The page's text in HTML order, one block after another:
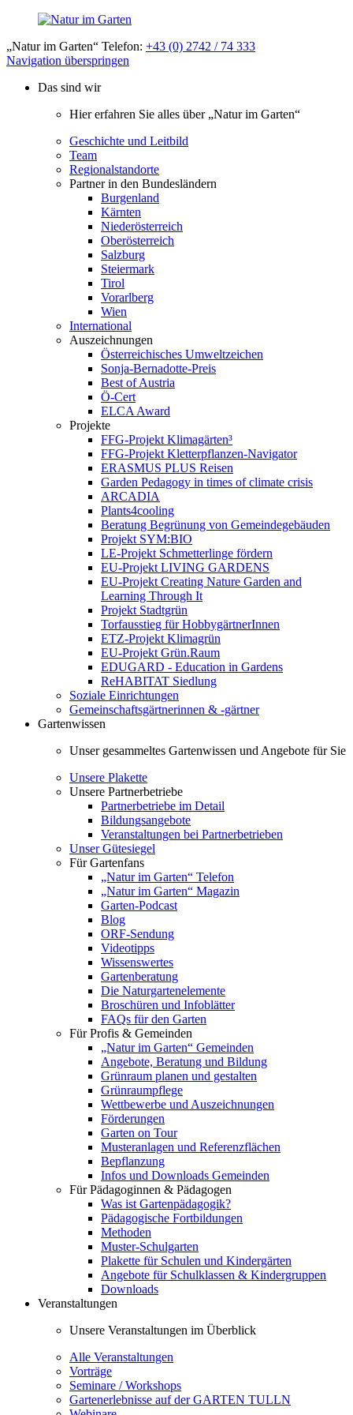
„Natur im Garten“ Telefon: +43 (0) 2742 / 74 333
Navigation überspringen
Das sind wir
Hier erfahren Sie alles über „Natur im Garten“
Geschichte und Leitbild
Team
Regionalstandorte
Partner in den Bundesländern
Burgenland
Kärnten
Niederösterreich
Oberösterreich
Salzburg
Steiermark
Tirol
Vorarlberg
Wien
International
Auszeichnungen
Österreichisches Umweltzeichen
Sonja-Bernadotte-Preis
Best of Austria
Ö-Cert
ELCA Award
Projekte
FFG-Projekt Klimagärten³
FFG-Projekt Kletterpflanzen-Navigator
ERASMUS PLUS Reisen
Garden Pedagogy in times of climate crisis
ARCADIA
Plants4cooling
Beratung Begrünung von Gemeindegebäuden
Projekt SYM:BIO
LE-Projekt Schmetterlinge fördern
EU-Projekt LIVING GARDENS
EU-Projekt Creating Nature Garden and
Learning Through It
Projekt Stadtgrün
Torfausstieg für HobbygärtnerInnen
ETZ-Projekt Klimagrün
EU-Projekt Grün.Raum
EDUGARD - Education in Gardens
ReHABITAT Siedlung
Soziale Einrichtungen
Gemeinschaftsgärtnerinnen & -gärtner
Gartenwissen
Unser gesammeltes Gartenwissen und Angebote für Sie
Unsere Plakette
Unsere Partnerbetriebe
Partnerbetriebe im Detail
Bildungsangebote
Veranstaltungen bei Partnerbetrieben
Unser Gütesiegel
Für Gartenfans
„Natur im Garten“ Telefon
„Natur im Garten“ Magazin
Garten-Podcast
Blog
ORF-Sendung
Videotipps
Wissenswertes
Gartenberatung
Die Naturgartenelemente
Broschüren und Infoblätter
FAQs für den Garten
Für Profis & Gemeinden
„Natur im Garten“ Gemeinden
Angebote, Beratung und Bildung
Grünraum planen und gestalten
Grünraumpflege
Wettbewerbe und Auszeichnungen
Förderungen
Garten on Tour
Musteranlagen und Referenzflächen
Bepflanzung
Infos und Downloads Gemeinden
Für Pädagoginnen & Pädagogen
Was ist Gartenpädagogik?
Pädagogische Fortbildungen
Methoden
Muster-Schulgarten
Plakette für Schulen und Kindergärten
Angebote für Schulklassen & Kindergruppen
Downloads
Veranstaltungen
Unsere Veranstaltungen im Überblick
Alle Veranstaltungen
Vorträge
Seminare / Workshops
Gartenerlebnisse auf der GARTEN TULLN